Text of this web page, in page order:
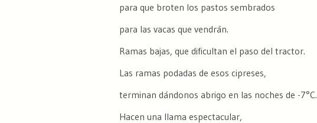
para que broten los pastos sembrados
para las vacas que vendrán.
Ramas bajas, que dificultan el paso del tractor.
Las ramas podadas de esos cipreses,
terminan dándonos abrigo en las noches de -7°C.
Hacen una llama espectacular,